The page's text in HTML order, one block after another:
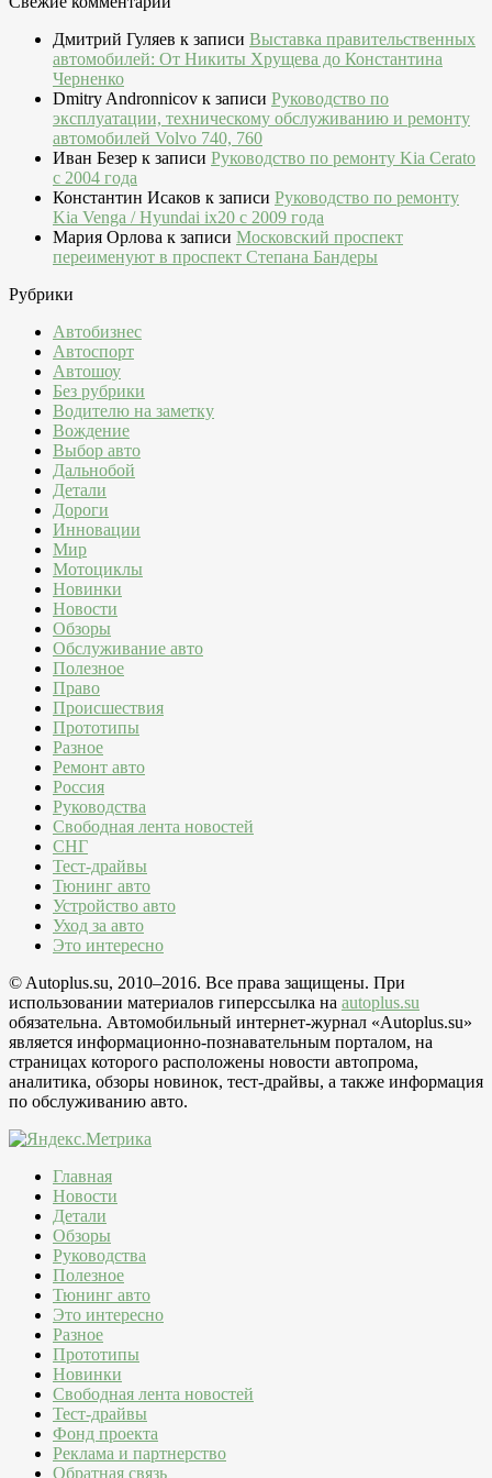
Дмитрий Гуляев к записи Выставка правительственных
автомобилей: От Никиты Хрущева до Константина
Черненко
Dmitry Andronnicov к записи Руководство по
эксплуатации, техническому обслуживанию и ремонту
автомобилей Volvo 740, 760
Иван Безер к записи Руководство по ремонту Kia Cerato
c 2004 года
Константин Исаков к записи Руководство по ремонту
Kia Venga / Hyundai ix20 c 2009 года
Мария Орлова к записи Московский проспект
переименуют в проспект Степана Бандеры
Рубрики
Автобизнес
Автоспорт
Автошоу
Без рубрики
Водителю на заметку
Вождение
Выбор авто
Дальнобой
Детали
Дороги
Инновации
Мир
Мотоциклы
Новинки
Новости
Обзоры
Обслуживание авто
Полезное
Право
Происшествия
Прототипы
Разное
Ремонт авто
Россия
Руководства
Свободная лента новостей
СНГ
Тест-драйвы
Тюнинг авто
Устройство авто
Уход за авто
Это интересно
© Autoplus.su, 2010–2016. Все права защищены. При
использовании материалов гиперссылка на autoplus.su
обязательна. Автомобильный интернет-журнал «Autoplus.su»
является информационно-познавательным порталом, на
страницах которого расположены новости автопрома,
аналитика, обзоры новинок, тест-драйвы, а также информация
по обслуживанию авто.
Главная
Новости
Детали
Обзоры
Руководства
Полезное
Тюнинг авто
Это интересно
Разное
Прототипы
Новинки
Свободная лента новостей
Тест-драйвы
Фонд проекта
Реклама и партнерство
Обратная связь